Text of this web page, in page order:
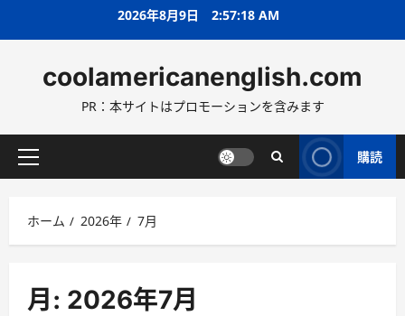
ス
ッ
2026年8月9日 2:57:21 AM
coolamericanenglish.com
PR：本サイトはプロモーションを含みます
メ
メ
ニ
ー
購読
ホーム 2026年 7月
月: 2026年7月